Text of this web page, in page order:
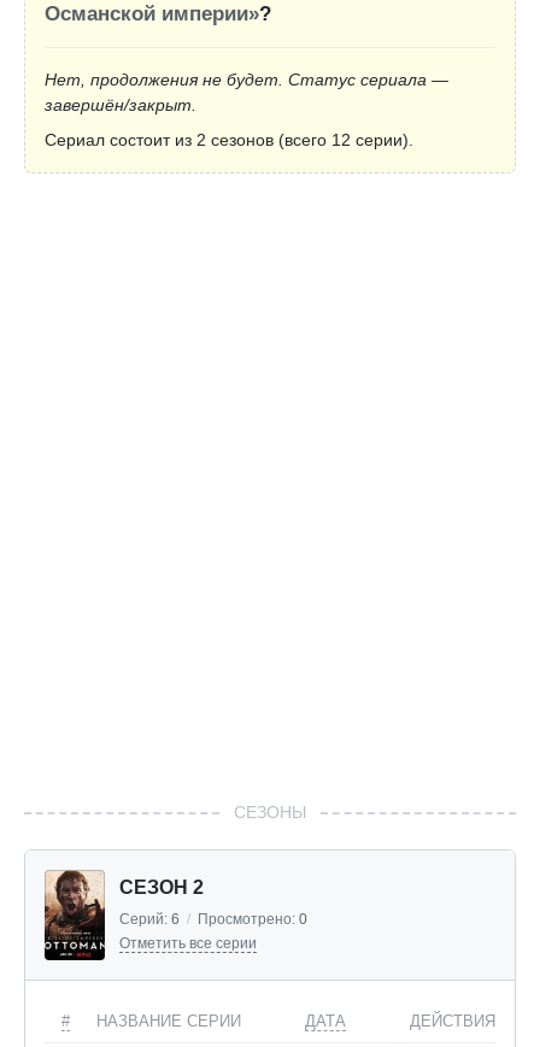
Османской империи»?
Нет, продолжения не будет. Статус сериала —
завершён/закрыт.
Сериал состоит из 2 сезонов (всего 12 серии).
СЕЗОНЫ
СЕЗОН 2
Серий: 6 / Просмотрено: 0
Отметить все серии
# НАЗВАНИЕ СЕРИИ ДАТА ДЕЙСТВИЯ